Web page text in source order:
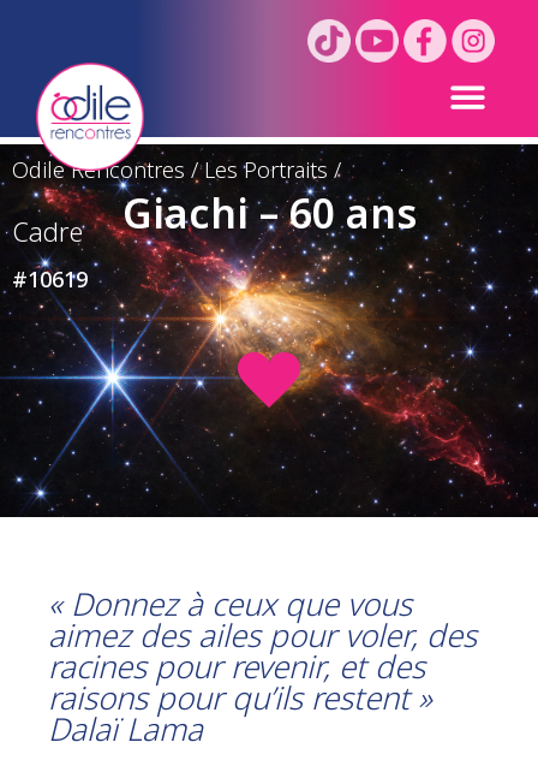
Odile Rencontres /Les Portraits /
Giachi – 60 ans
Cadre
#10619
« Donnez à ceux que vous
aimez des ailes pour voler, des
racines pour revenir, et des
raisons pour qu’ils restent »
Dalaï Lama